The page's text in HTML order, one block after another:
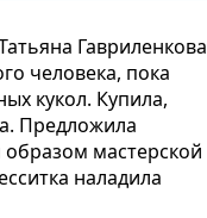
Гавриленкова
человека, пока
кукол. Купила,
Предложила
мастерской
наладила